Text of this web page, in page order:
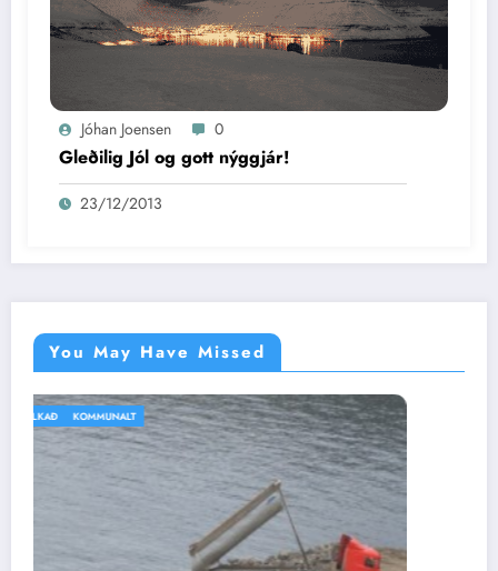
Jóhan Joensen 0
Gleðilig Jól og gott nýggjár!
23/12/2013
You May Have Missed
IKKI BÓLKAÐ VEÐRIÐ